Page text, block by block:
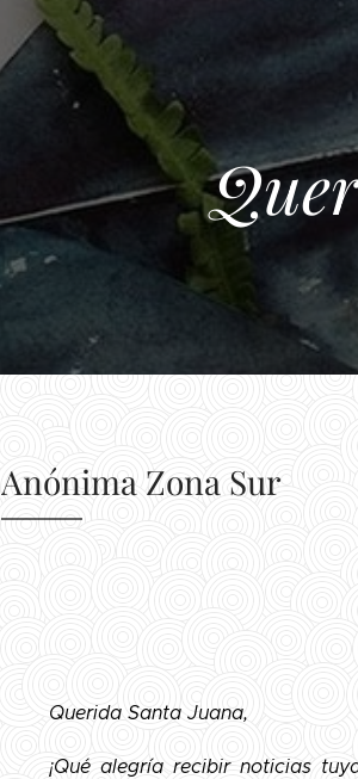
Anónima Zona Sur
Querida Santa Juana,
¡Qué alegría recibir noticias